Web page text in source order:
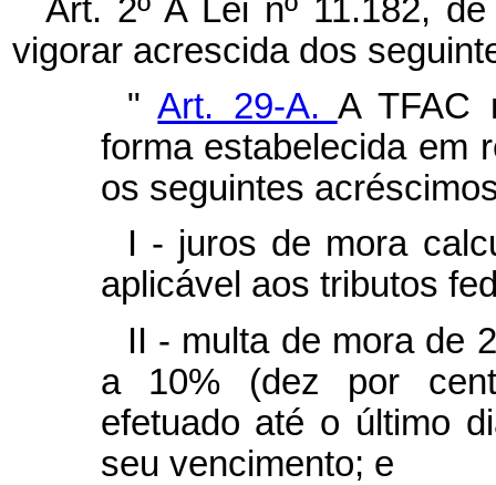
Art. 2º A Lei nº 11.182,
vigorar acrescida dos
"Art. 29-A. A TFAC
forma estabelecida em
os seguintes
I - juros de mora
aplicável aos tributos
II - multa de mora de
a 10% (dez por
efetuado até o último
seu vencimento; e